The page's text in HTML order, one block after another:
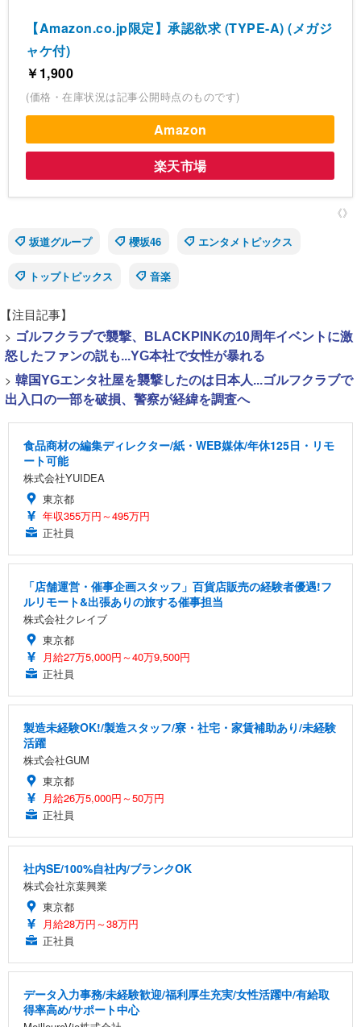
【Amazon.co.jp限定】承認欲求 (TYPE-A) (メガジ
ャケ付)
￥1,900
(価格・在庫状況は記事公開時点のものです)
Amazon
楽天市場
《》
坂道グループ
櫻坂46 エンタメトピックス
トップトピックス 音楽
【注目記事】
> ゴルフクラブで襲撃、BLACKPINKの10周年イベントに激
怒したファンの説も...YG本社で女性が暴れる
> 韓国YGエンタ社屋を襲撃したのは日本人...ゴルフクラブで
出入口の一部を破損、警察が経緯を調査へ
食品商材の編集ディレクター/紙・WEB媒体/年休125日・リモ
ート可能
株式会社YUIDEA
東京都
年収355万円～495万円
正社員
「店舗運営・催事企画スタッフ」百貨店販売の経験者優遇!フ
ルリモート&出張ありの旅する催事担当
株式会社クレイブ
東京都
月給27万5,000円～40万9,500円
正社員
製造未経験OK!/製造スタッフ/寮・社宅・家賃補助あり/未経験
活躍
株式会社GUM
東京都
月給26万5,000円～50万円
正社員
社内SE/100%自社内/ブランクOK
株式会社京葉興業
東京都
月給28万円～38万円
正社員
データ入力事務/未経験歓迎/福利厚生充実/女性活躍中/有給取
得率高め/サポート中心